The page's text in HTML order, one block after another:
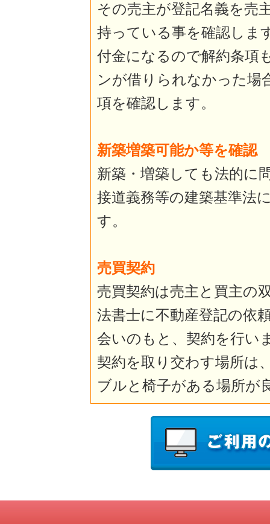
その売主が登記名義を売
持っている事を確認しま
付金になるので解約条項
ンが借りられなかった場
項を確認します。
新築増築可能か等を確認
新築・増築しても法的に
接道義務等の建築基準法
す。
売買契約
売買契約は売主と買主の
法書士に不動産登記の依
会いのもと、契約を行い
契約を取り交わす場所は
ブルと椅子がある場所が